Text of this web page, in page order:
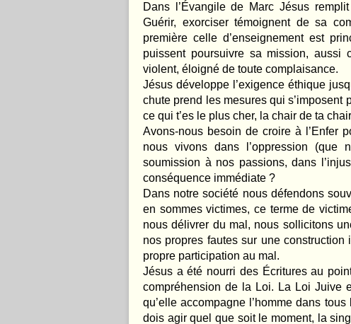
Dans l’Évangile de Marc Jésus
Guérir, exorciser témoignent de sa
première celle d’enseignement est
puissent poursuivre sa mission, aussi
violent, éloigné de toute complaisance.
Jésus développe l’exigence éthique
chute prend les mesures qui s’imposent
ce qui t’es le plus cher, la chair de ta
Avons-nous besoin de croire à l’Enfer
nous vivons dans l’oppression (que
soumission à nos passions, dans
conséquence immédiate ?
Dans notre société nous défendons
en sommes victimes, ce terme de
nous délivrer du mal, nous sollicitons
nos propres fautes sur une
propre participation au mal.
Jésus a été nourri des Écritures au
compréhension de la Loi. La Loi Juive
qu’elle accompagne l’homme dans
dois agir quel que soit le moment, la